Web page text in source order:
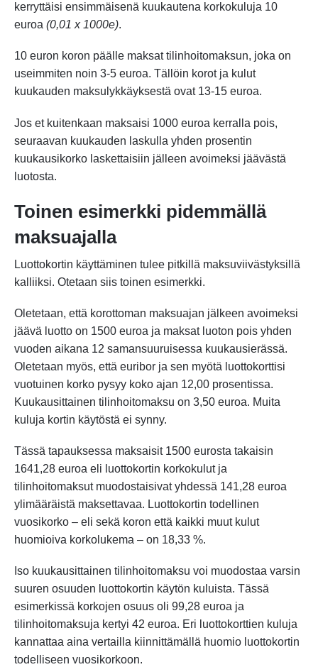
kerryttäisi ensimmäisenä kuukautena korkokuluja 10
euroa (0,01 x 1000e).
10 euron koron päälle maksat tilinhoitomaksun, joka on
useimmiten noin 3-5 euroa. Tällöin korot ja kulut
kuukauden maksulykkäyksestä ovat 13-15 euroa.
Jos et kuitenkaan maksaisi 1000 euroa kerralla pois,
seuraavan kuukauden laskulla yhden prosentin
kuukausikorko laskettaisiin jälleen avoimeksi jäävästä
luotosta.
Toinen esimerkki pidemmällä
maksuajalla
Luottokortin käyttäminen tulee pitkillä maksuviivästyksillä
kalliiksi. Otetaan siis toinen esimerkki.
Oletetaan, että korottoman maksuajan jälkeen avoimeksi
jäävä luotto on 1500 euroa ja maksat luoton pois yhden
vuoden aikana 12 samansuuruisessa kuukausierässä.
Oletetaan myös, että euribor ja sen myötä luottokorttisi
vuotuinen korko pysyy koko ajan 12,00 prosentissa.
Kuukausittainen tilinhoitomaksu on 3,50 euroa. Muita
kuluja kortin käytöstä ei synny.
Tässä tapauksessa maksaisit 1500 eurosta takaisin
1641,28 euroa eli luottokortin korkokulut ja
tilinhoitomaksut muodostaisivat yhdessä 141,28 euroa
ylimääräistä maksettavaa. Luottokortin todellinen
vuosikorko – eli sekä koron että kaikki muut kulut
huomioiva korkolukema – on 18,33 %.
Iso kuukausittainen tilinhoitomaksu voi muodostaa varsin
suuren osuuden luottokortin käytön kuluista. Tässä
esimerkissä korkojen osuus oli 99,28 euroa ja
tilinhoitomaksuja kertyi 42 euroa. Eri luottokorttien kuluja
kannattaa aina vertailla kiinnittämällä huomio luottokortin
todelliseen vuosikorkoon.